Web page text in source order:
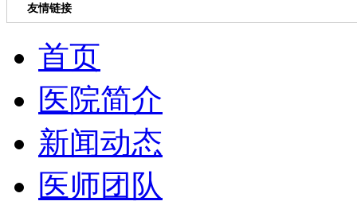
友情链接
首页
医院简介
新闻动态
医师团队